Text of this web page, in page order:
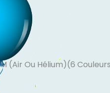
(air Ou Hélium)(6